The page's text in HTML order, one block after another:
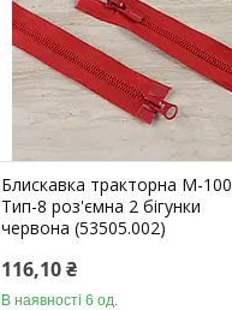
Блискавка тракторна М-100
Тип-8 роз'ємна 2 бігунки
червона (53505.002)
116,10 ₴
В наявності 6 од.